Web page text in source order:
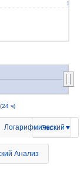
ч)
1
Логарифмический
Экспорт
Анализ